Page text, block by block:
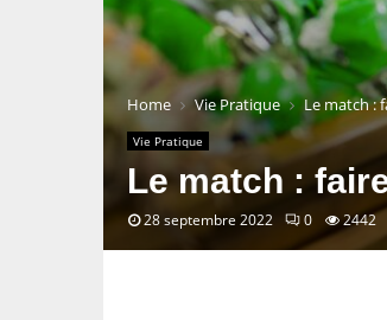
Home Vie Pratique Le match :
Vie Pratique
Le match :
28 septembre 2022 0 2442